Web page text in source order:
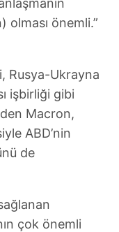
olması önemli.”
Rusya-Ukrayna
işbirliği gibi
Macron,
ABD’nin
de
çok önemli